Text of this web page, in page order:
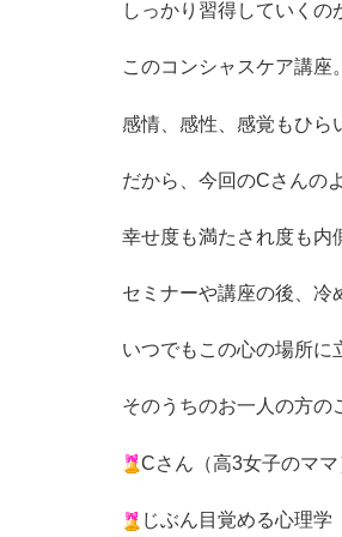
しっかり習得していくの
このコンシャスケア講座。
感情、感性、感覚もひら
だから、今回のCさんの
幸せ度も満たされ度も内
セミナーや講座の後、冷
いつでもこの心の場所に
そのうちのお一人の方の
Cさん（高3女子のママ
じぶん目覚める心理